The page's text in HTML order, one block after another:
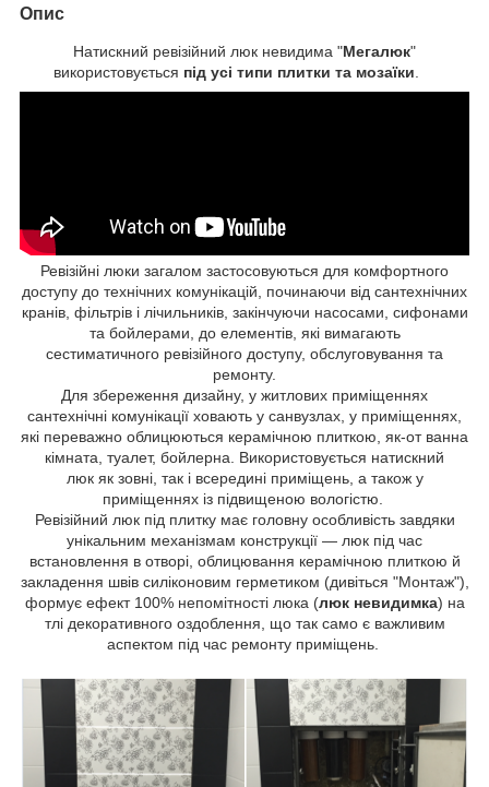
Опис
Натискний ревізійний люк невидима "Мегалюк"
використовується під усі типи плитки та мозаїки
Ревізійні люки загалом застосовуються для комфортного
доступу до технічних комунікацій, починаючи від сантехнічних
кранів, фільтрів і лічильників, закінчуючи насосами, сифонами
та бойлерами, до елементів, які вимагають
сестиматичного ревізійного доступу, обслуговування та
ремонту.
Для збереження дизайну, у житлових приміщеннях
сантехнічні комунікації ховають у санвузлах, у приміщеннях,
які переважно облицюються керамічною плиткою, як-от ванна
кімната, туалет, бойлерна. Використовується натискний
люк як зовні, так і всередині приміщень, а також у
приміщеннях із підвищеною вологістю.
Ревізійний люк під плитку має головну особливість завдяки
унікальним механізмам конструкції — люк під час
встановлення в отворі, облицювання керамічною плиткою й
закладення швів силіконовим герметиком (дивіться "Монтаж"),
формує ефект 100% непомітності люка (люк невидимка) на
тлі декоративного оздоблення, що так само є важливим
аспектом під час ремонту приміщень.